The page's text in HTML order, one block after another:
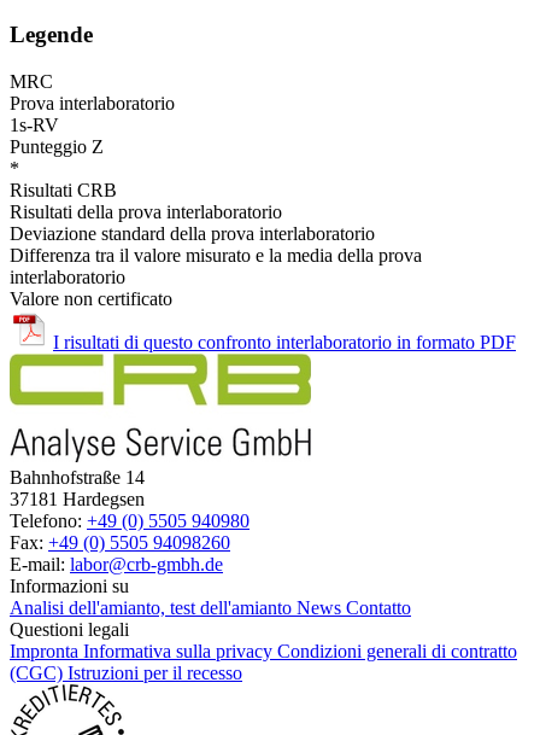
Legende
MRC
Prova interlaboratorio
1s-RV
Punteggio Z
*
Risultati CRB
Risultati della prova interlaboratorio
Deviazione standard della prova interlaboratorio
Differenza tra il valore misurato e la media della prova
interlaboratorio
Valore non certificato
I risultati di questo confronto interlaboratorio in formato PDF
Bahnhofstraße 14
37181 Hardegsen
Telefono: +49 (0) 5505 940980
Fax: +49 (0) 5505 94098260
E-mail: labor@crb-gmbh.de
Informazioni su
Analisi dell'amianto, test dell'amianto News Contatto
Questioni legali
Impronta Informativa sulla privacy Condizioni generali di contratto
(CGC) Istruzioni per il recesso